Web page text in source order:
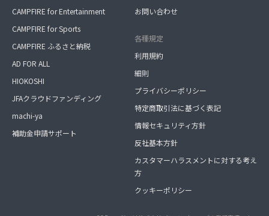
CAMPFIRE for Entertainment
CAMPFIRE for Sports
CAMPFIRE ふるさと納税
AD FOR ALL
HIOKOSHI
JFAクラウドファンディング
machi-ya
補助金申請サポート
お問い合わせ
各種規定
利用規約
細則
プライバシーポリシー
特定商取引法に基づく表記
情報セキュリティ方針
反社基本方針
カスタマーハラスメントに対する考え
方
クッキーポリシー